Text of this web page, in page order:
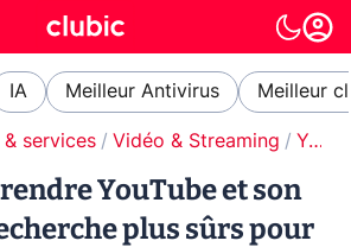
IA Meilleur Antivirus Meilleur
& services Vidéo & Streaming YouTube
YouTube et son
plus sûrs pour